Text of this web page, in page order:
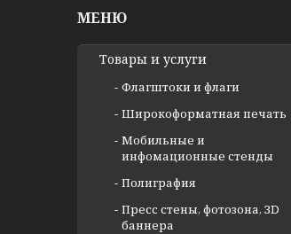
Товары и услуги
Флагштоки и флаги
Широкоформатная печать
Мобильные и
инфомационные стенды
Полиграфия
Пресс стены, фотозона, ЗD
баннера